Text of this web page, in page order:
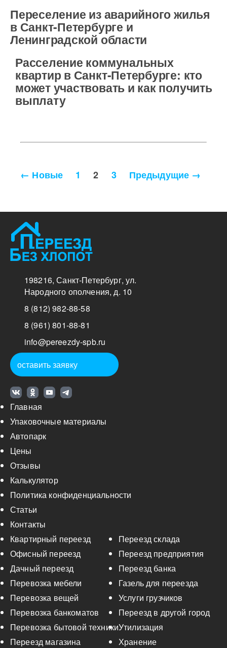
Переселение из аварийного жилья
в Санкт-Петербурге и
Ленинградской области
Расселение коммунальных
квартир в Санкт-Петербурге: кто
может участвовать и как получить
выплату
Пагинация
← Новые 1 2 3 Предыдущие →
198216,Санкт-Петербург,ул.
Народного ополчения, д. 10
8 (812) 982-88-58
8 (961) 801-88-81
info@pereezdy-spb.ru
оставить заявку
Главная
Упаковочные материалы
Автопарк
Цены
Отзывы
Калькулятор
Политика конфиденциальности
Статьи
Контакты
Квартирный переезд
Офисный переезд
Дачный переезд
Перевозка мебели
Перевозка вещей
Перевозка банкоматов
Перевозка бытовой техники
Переезд магазина
Переезд склада
Переезд предприятия
Переезд банка
Газель для переезда
Услуги грузчиков
Переезд в другой город
Утилизация
Хранение